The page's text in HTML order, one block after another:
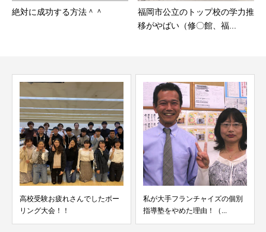
絶対に成功する方法＾＾
福岡市公立のトップ校の学力推
移がやばい（修〇館、福...
お疲れさんでしたボー
会！！
私が大手フランチャイズの個別
指導塾をやめた理由！（...
読解力を伸ば
適な武器が速